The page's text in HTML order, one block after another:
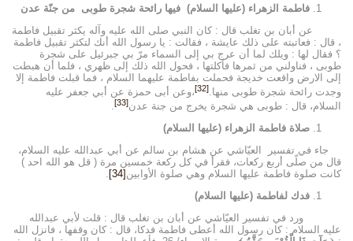
فاطمة الزهراء (عليها السلام) فيها رائحة شجرة طوبى من جنّة عدن
عن أبان بن تغلب قال : كان النبي صلى الله عليه وآله يكثر تقبيل فاطمة
، قال : فعاتبته على ذلك عايشة ، فقالت : يا رسول الله أنك لتكثر تقبيل فاطمة
؟ فقال لها : ويلك لما أن عرج بي إلى السماء مرّ بي جبرئيل على شجرة
طوبى ، فناولني من ثمرها فأكلتها ، فحول الله ذلك إلى ظهري ، فلما أن هبطت
إلى الارض واقعت خديجة فحملت بفاطمة عليهما السلام ، فما قبلت فاطمة إلا
وجدت رائحة شجرة طوبى منها.[32]
،وعن أبى حمزة عن أبي جعفر عليه
السلام، قال : طوبى هي شجرة يخرج من جنة عدن[33]
.
صلاة فاطمة الزهراء (عليها السلام)
جاء في تفسير العيّاشي عن هشام بن سالم عن أبي عبدالله عليه السلام،
قال من صلّى أربع ركعات، فقرأ في كل ركعة خمسين مرة ( قل هو الله احد )
كانت صلوة فاطمة عليها السلام وهي صلوة الأوابين [34]
.
فدك لفاطمة (عليها السلام)
ورد في تفسير العيّاشي عن أبان بن تغلب قال : قلت لأبي عبدالله
عليه السلام : كان رسول الله أعطى فاطمة فدكا، قال : كان وقفها ، فانزل الله